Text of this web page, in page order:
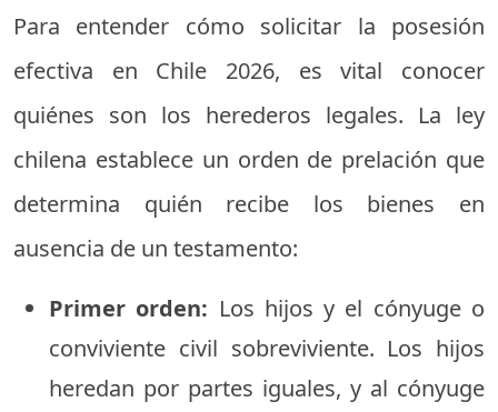
Para entender cómo solicitar la posesión
efectiva en Chile 2026, es vital conocer
quiénes son los herederos legales. La ley
chilena establece un orden de prelación que
determina quién recibe los bienes en
ausencia de un testamento:
Primer orden: Los hijos y el cónyuge o
conviviente civil sobreviviente. Los hijos
heredan por partes iguales, y al cónyuge